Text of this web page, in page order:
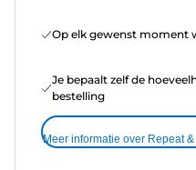
Op elk gewenst moment
Je bepaalt zelf de
bestelling
Meer informatie over Repeat &